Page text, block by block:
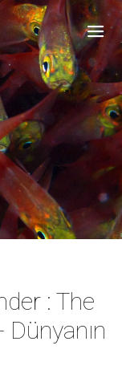
: The